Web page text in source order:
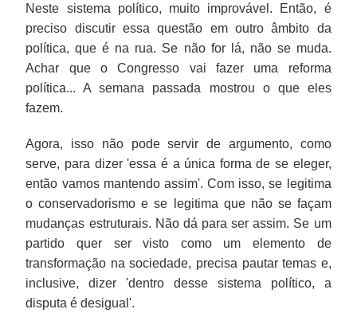
Neste sistema político, muito improvável. Então, é
preciso discutir essa questão em outro âmbito da
política, que é na rua. Se não for lá, não se muda.
Achar que o Congresso vai fazer uma reforma
política... A semana passada mostrou o que eles
fazem.
Agora, isso não pode servir de argumento, como
serve, para dizer 'essa é a única forma de se eleger,
então vamos mantendo assim'. Com isso, se legitima
o conservadorismo e se legitima que não se façam
mudanças estruturais. Não dá para ser assim. Se um
partido quer ser visto como um elemento de
transformação na sociedade, precisa pautar temas e,
inclusive, dizer 'dentro desse sistema político, a
disputa é desigual'.